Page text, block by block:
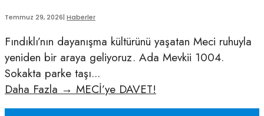
Temmuz 29, 2026| Haberler
Fındıklı’nın dayanışma kültürünü yaşatan Meci ruhuyla
yeniden bir araya geliyoruz. Ada Mevkii 1004.
Sokakta parke taşı...
Daha Fazla → MECİ’ye DAVET!